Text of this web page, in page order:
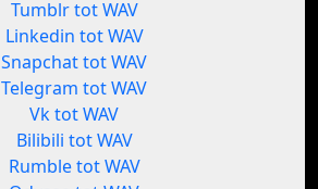
Tumblr tot WAV
Linkedin tot WAV
Snapchat tot WAV
Telegram tot WAV
Vk tot WAV
Bilibili tot WAV
Rumble tot WAV